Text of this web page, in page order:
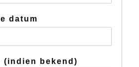
datum
(indien bekend)